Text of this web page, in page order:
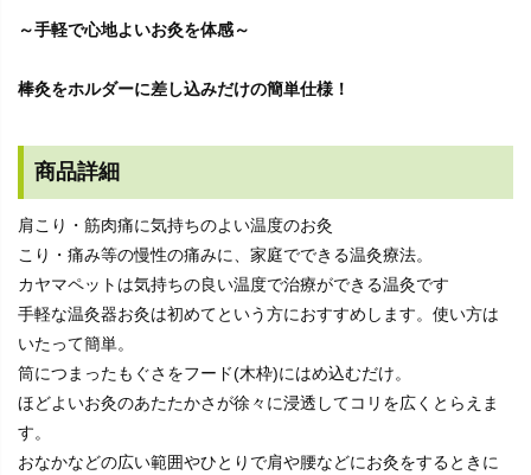
～手軽で心地よいお灸を体感～
棒灸をホルダーに差し込みだけの簡単仕様！
商品詳細
肩こり・筋肉痛に気持ちのよい温度のお灸
こり・痛み等の慢性の痛みに、家庭でできる温灸療法。
カヤマペットは気持ちの良い温度で治療ができる温灸です
手軽な温灸器お灸は初めてという方におすすめします。使い方は
いたって簡単。
筒につまったもぐさをフード(木枠)にはめ込むだけ。
ほどよいお灸のあたたかさが徐々に浸透してコリを広くとらえま
す。
おなかなどの広い範囲やひとりで肩や腰などにお灸をするときに